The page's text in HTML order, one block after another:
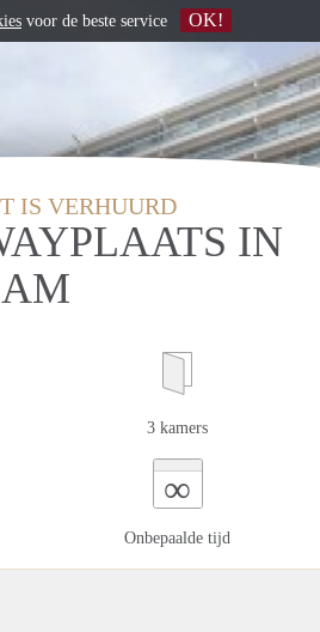
IS VERHUURD
IN
3 kamers
∞
Onbepaalde tijd
voor de beste service OK!